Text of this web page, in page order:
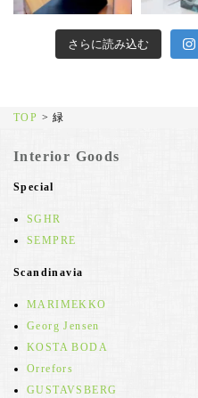
さらに読み込む
TOP >緑
Interior Goods
Special
SGHR
SEMPRE
Scandinavia
MARIMEKKO
Georg Jensen
KOSTA BODA
Orrefors
GUSTAVSBERG